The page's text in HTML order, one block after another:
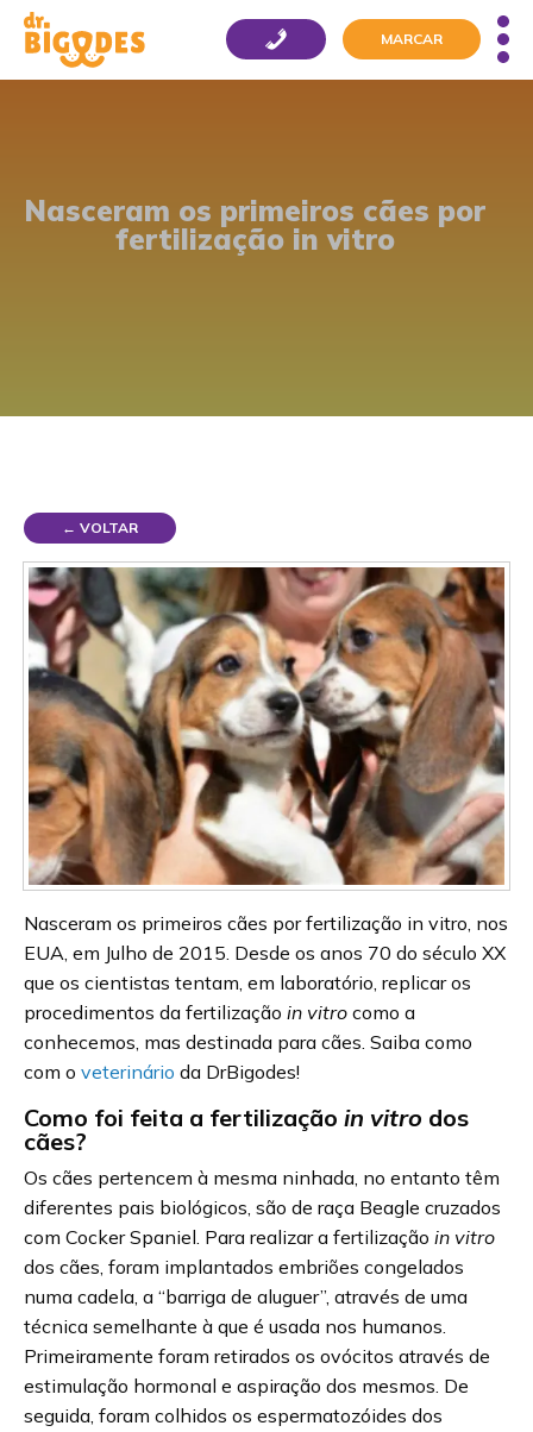
MARCAR
Nasceram os primeiros cães por
fertilização in vitro
← VOLTAR
Nasceram os primeiros cães por fertilização in vitro, nos
EUA, em Julho de 2015. Desde os anos 70 do século XX
que os cientistas tentam, em laboratório, replicar os
procedimentos da fertilização in vitro como a
conhecemos, mas destinada para cães. Saiba como
com o veterinário da DrBigodes!
Como foi feita a fertilização in vitro dos
cães?
Os cães pertencem à mesma ninhada, no entanto têm
diferentes pais biológicos, são de raça Beagle cruzados
com Cocker Spaniel. Para realizar a fertilização in vitro
dos cães, foram implantados embriões congelados
numa cadela, a “barriga de aluguer”, através de uma
técnica semelhante à que é usada nos humanos.
Primeiramente foram retirados os ovócitos através de
estimulação hormonal e aspiração dos mesmos. De
seguida, foram colhidos os espermatozóides dos